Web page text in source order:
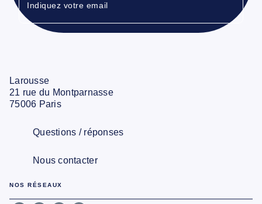
Indiquez votre email
Larousse
21 rue du Montparnasse
75006 Paris
Questions / réponses
Nous contacter
NOS RÉSEAUX